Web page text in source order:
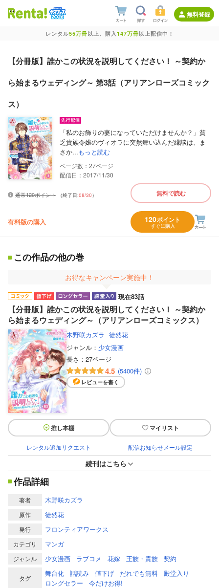
無料登録
レンタル55万冊以上、購入147万冊以上配信中！
【分冊版】誰かこの状況を説明してください！ ～契約か
ら始まるウェディング～ 第3話（アリアンローズコミック
ス）
「私のお飾りの妻になっていただけませんか？」貧
乏貴族令嬢のヴィオラに突然舞い込んだ縁談は、ま
さか...もっと読む
27
配信日：2017/11/30
通常120ポイント （終了日:08/30） 無料で読む
有料版の購入 120ポイント
すぐに購入
この作品の他の巻
お得なキャンペーン実施中！
現在83話
【分冊版】誰かこの状況を説明してください！ ～契約か
ら始まるウェディング～（アリアンローズコミックス）
木野咲カズラ 徒然花
ジャンル： 少女漫画
長さ： 27ページ
4.5 (5400件)
レビューを書く
推し本棚 マイリスト
レンタル追加リクエスト 配信お知らせメール設定
続刊はこちら
作品詳細
著者 木野咲カズラ
原作 徒然花
発行 フロンティアワークス
カテゴリ マンガ
ジャンル 少女漫画 ラブコメ 花嫁 王族・貴族 契約
タグ
舞台化 話読み 値下げ だれでも無料
殿堂入り
ロングセラー
今だけお得!